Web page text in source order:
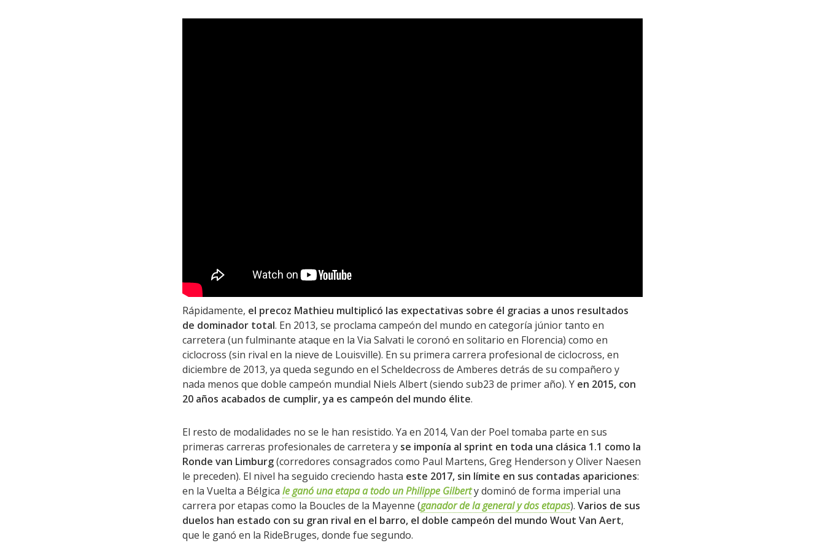
Rápidamente, el precoz Mathieu multiplicó las expectativas sobre él gracias a unos resultados
de dominador total. En 2013, se proclama campeón del mundo en categoría júnior tanto en
carretera (un fulminante ataque en la Via Salvati le coronó en solitario en Florencia) como en
ciclocross (sin rival en la nieve de Louisville). En su primera carrera profesional de ciclocross, en
diciembre de 2013, ya queda segundo en el Scheldecross de Amberes detrás de su compañero y
nada menos que doble campeón mundial Niels Albert (siendo sub23 de primer año). Y en 2015, con
20 años acabados de cumplir, ya es campeón del mundo élite.
El resto de modalidades no se le han resistido. Ya en 2014, Van der Poel tomaba parte en sus
primeras carreras profesionales de carretera y se imponía al sprint en toda una clásica 1.1 como la
Ronde van Limburg(corredores consagrados como Paul Martens, Greg Henderson y Oliver Naesen
le preceden). El nivel ha seguido creciendo hasta este 2017, sin límite en sus contadas apariciones:
en la Vuelta a Bélgica le ganó una etapa a todo un Philippe Gilberty dominó de forma imperial una
carrera por etapas como la Boucles de la Mayenne (ganador de la general y dos etapas). Varios de sus
duelos han estado con su gran rival en el barro, el doble campeón del mundo Wout Van Aert,
que le ganó en la RideBruges, donde fue segundo.